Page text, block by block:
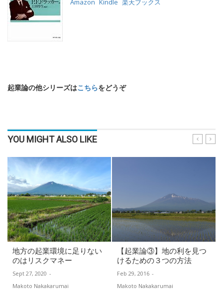
Amazon Kindle 楽天ブックス
起業論の他シリーズはこちらをどうぞ
YOU MIGHT ALSO LIKE
地方の起業環境に足りない
のはリスクマネー
Sept 27, 2020 -
Makoto Nakakarumai
【起業論③】地の利を見つ
けるための３つの方法
Feb 29, 2016 -
Makoto Nakakarumai